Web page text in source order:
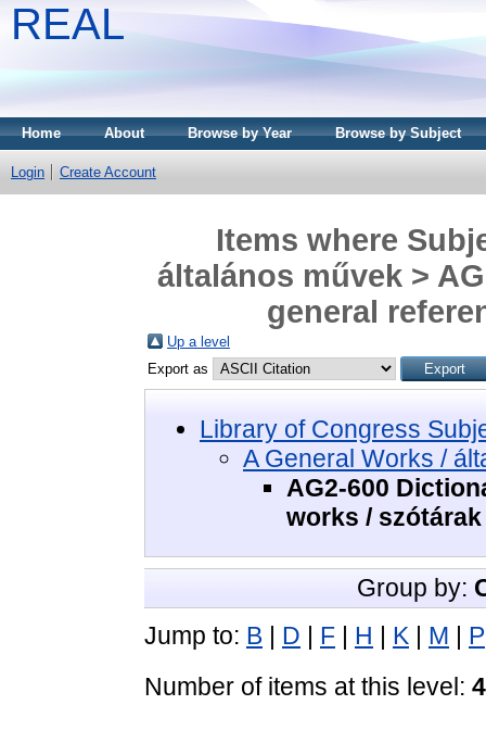
REAL
Home About Browse by Year Browse by Subject
Login Create Account
Items where
általános művek >
general
Up a level
Export as
Library of Congress
A General Works /
AG2-600
works / szótárak
Group by:
Jump to: B D F H K M P
Number of items at this level: